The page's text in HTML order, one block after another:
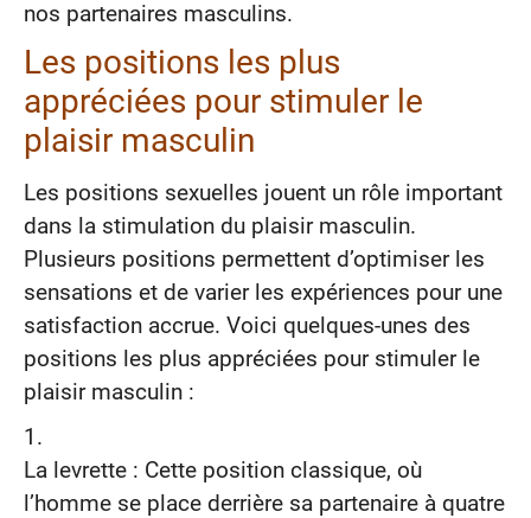
nos partenaires masculins.
Les positions les plus
appréciées pour stimuler le
plaisir masculin
Les positions sexuelles jouent un rôle important
dans la stimulation du plaisir masculin.
Plusieurs positions permettent d’optimiser les
sensations et de varier les expériences pour une
satisfaction accrue. Voici quelques-unes des
positions les plus appréciées pour stimuler le
plaisir masculin :
La levrette : Cette position classique, où
l’homme se place derrière sa partenaire à quatre